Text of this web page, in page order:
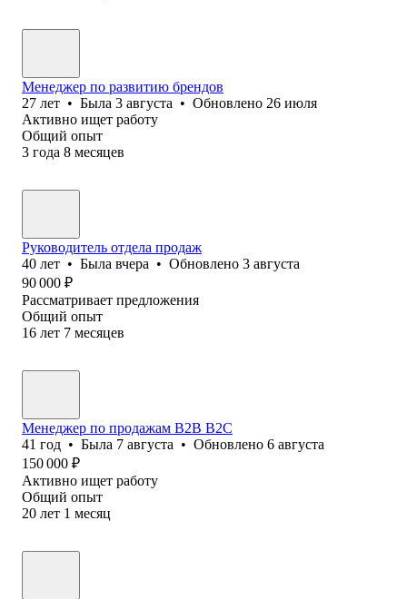
Менеджер по развитию брендов
27 лет • Была 3 августа • Обновлено 26 июля
Активно ищет работу
Общий опыт
3 года 8 месяцев
Руководитель отдела продаж
40 лет • Была вчера • Обновлено 3 августа
90 000 ₽
Рассматривает предложения
Общий опыт
16 лет 7 месяцев
Менеджер по продажам B2B B2C
41 год • Была 7 августа • Обновлено 6 августа
150 000 ₽
Активно ищет работу
Общий опыт
20 лет 1 месяц